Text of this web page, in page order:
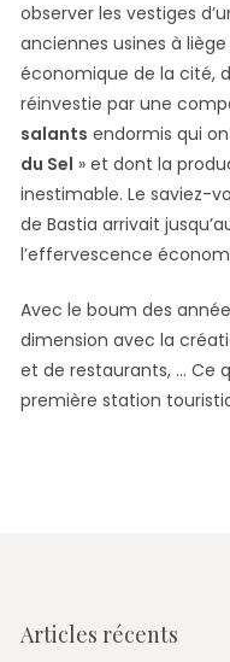
observer les vestiges
anciennes usines à
économique de la cité,
réinvestie par une
salants endormis qui
du Sel » et dont la
inestimable. Le saviez-
de Bastia arrivait
l’effervescence
Avec le boum des
dimension avec la
et de restaurants, … Ce
première station
Articles récents